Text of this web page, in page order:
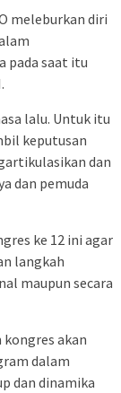
meleburkan diri
pada saat itu
lalu. Untuk itu
keputusan
dan
dan pemuda
ke 12 ini agar
langkah
maupun secara
akan
dalam
dan dinamika